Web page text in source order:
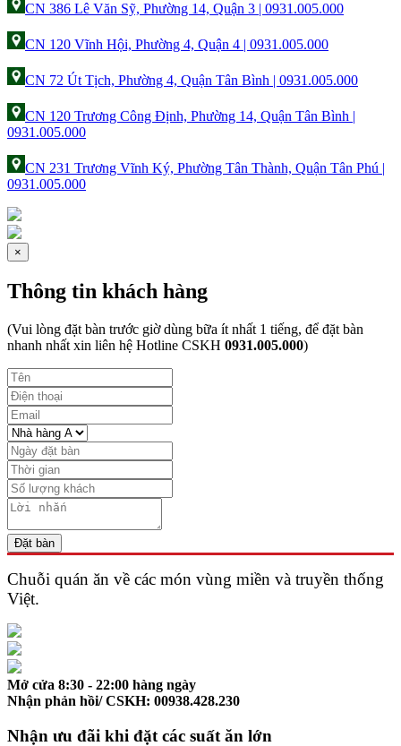
CN 386 Lê Văn Sỹ, Phường 14, Quận 3 | 0931.005.000
CN 120 Vĩnh Hội, Phường 4, Quận 4 | 0931.005.000
CN 72 Út Tịch, Phường 4, Quận Tân Bình | 0931.005.000
CN 120 Trương Công Định, Phường 14, Quận Tân Bình |
0931.005.000
CN 231 Trương Vĩnh Ký, Phường Tân Thành, Quận Tân Phú |
0931.005.000
×
Thông tin khách hàng
(Vui lòng đặt bàn trước giờ dùng bữa ít nhất 1 tiếng, để đặt bàn
nhanh nhất xin liên hệ Hotline CSKH 0931.005.000)
Đặt bàn
Chuỗi quán ăn về các món vùng miền và truyền thống
Việt.
Mở cửa 8:30 - 22:00 hàng ngày
Nhận phản hồi/ CSKH: 00938.428.230
Nhận ưu đãi khi đặt các suất ăn lớn